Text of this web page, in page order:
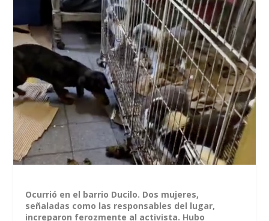
Ocurrió en el barrio Ducilo. Dos mujeres,
señaladas como las responsables del lugar,
increparon ferozmente al activista. Hubo